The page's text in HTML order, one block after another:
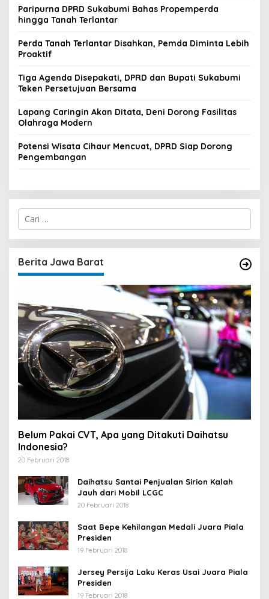
Paripurna DPRD Sukabumi Bahas Propemperda
hingga Tanah Terlantar
Perda Tanah Terlantar Disahkan, Pemda Diminta Lebih
Proaktif
Tiga Agenda Disepakati, DPRD dan Bupati Sukabumi
Teken Persetujuan Bersama
Lapang Caringin Akan Ditata, Deni Dorong Fasilitas
Olahraga Modern
Potensi Wisata Cihaur Mencuat, DPRD Siap Dorong
Pengembangan
C
i
u
n
t
k
:
Berita Jawa Barat
Belum Pakai CVT, Apa yang Ditakuti Daihatsu
Indonesia?
20 Februari 2018
Daihatsu Santai Penjualan Sirion Kalah
Jauh dari Mobil LCGC
20 Februari 2018
Saat Bepe Kehilangan Medali Juara Piala
Presiden
19 Februari 2018
Jersey Persija Laku Keras Usai Juara Piala
Presiden
19 Februari 2018